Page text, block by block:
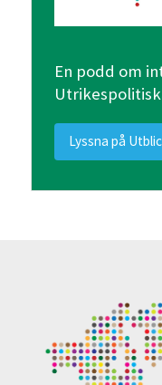
En podd om
Lyssna på